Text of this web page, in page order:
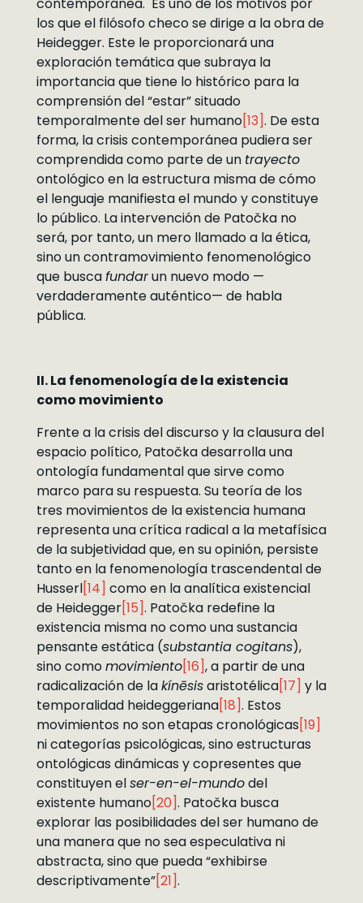
los que el filósofo checo se dirige a la obra de
Heidegger. Este le proporcionará una
exploración temática que subraya la
importancia que tiene lo histórico para la
comprensión del “estar” situado
temporalmente del ser humano[13]. De esta
forma, la crisis contemporánea pudiera ser
comprendida como parte de un trayecto
ontológico en la estructura misma de cómo
el lenguaje manifiesta el mundo y constituye
lo público. La intervención de Patočka no
será, por tanto, un mero llamado a la ética,
sino un contramovimiento fenomenológico
que buscafundarun nuevo modo —
verdaderamente auténtico— de habla
pública.
II. La fenomenología de la existencia
como movimiento
Frente a la crisis del discurso y la clausura del
espacio político, Patočka desarrolla una
ontología fundamental que sirve como
marco para su respuesta. Su teoría de los
tres movimientos de la existencia humana
representa una crítica radical a la metafísica
de la subjetividad que, en su opinión, persiste
tanto en la fenomenología trascendental de
Husserl[14] como en la analítica existencial
de Heidegger[15]. Patočka redefine la
existencia misma no como una sustancia
pensante estática (substantia cogitans),
sino comomovimiento[16], a partir de una
radicalización de lakínēsisaristotélica[17] y la
temporalidad heideggeriana[18]. Estos
movimientos no son etapas cronológicas[19]
ni categorías psicológicas, sino estructuras
ontológicas dinámicas y copresentes que
constituyen elser-en-el-mundodel
existente humano[20]. Patočka busca
explorar las posibilidades del ser humano de
una manera que no sea especulativa ni
abstracta, sino que pueda “exhibirse
descriptivamente”[21].